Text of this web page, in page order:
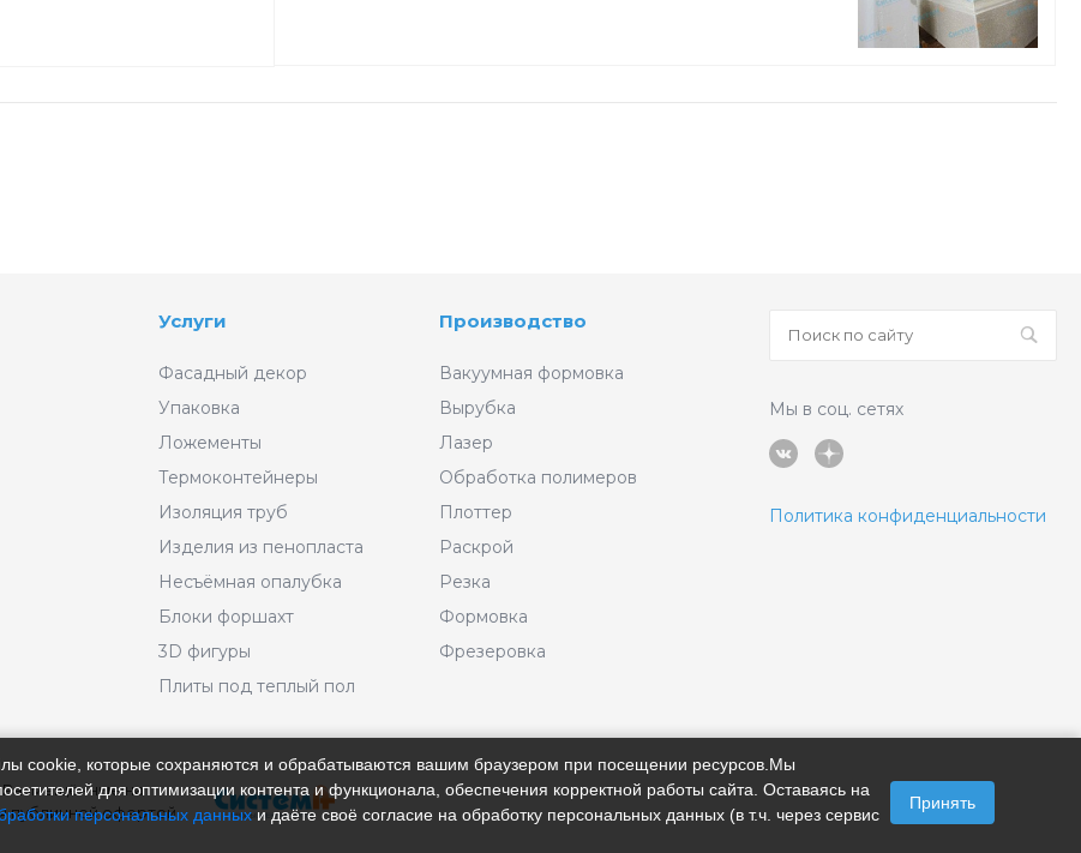
Услуги
Фасадный декор
Упаковка
Ложементы
Термоконтейнеры
Изоляция труб
Изделия из пенопласта
Несъёмная опалубка
Блоки форшахт
3D фигуры
Плиты под теплый пол
Производство
Вакуумная формовка
Вырубка
Лазер
Обработка полимеров
Плоттер
Раскрой
Резка
Формовка
Фрезеровка
Мы в соц. сетях
Политика конфиденциальности
Размещённые на
публичной офертой.
cookie, которые сохраняются и обрабатываются вашим браузером при посещении ресурсов.Мы
для оптимизации контента и функционала, обеспечения корректной работы сайта. Оставаясь на
персональных данныхи даёте своё согласие на обработку персональных данных (в т.ч. через сервис
Принять